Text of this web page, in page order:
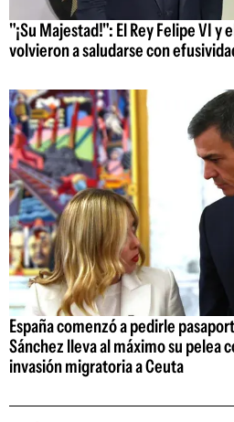
"¡Su Majestad!": El Rey Felipe VI
volvieron a saludarse con
España comenzó a pedirle
Sánchez lleva al máximo su pelea
invasión migratoria a Ceuta